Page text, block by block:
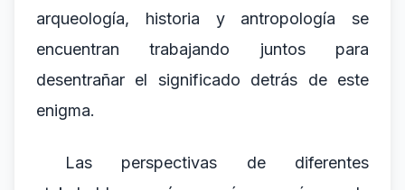
arqueología, historia y antropología se
encuentran trabajando juntos para
desentrañar el significado detrás de este
enigma.
Las perspectivas de diferentes